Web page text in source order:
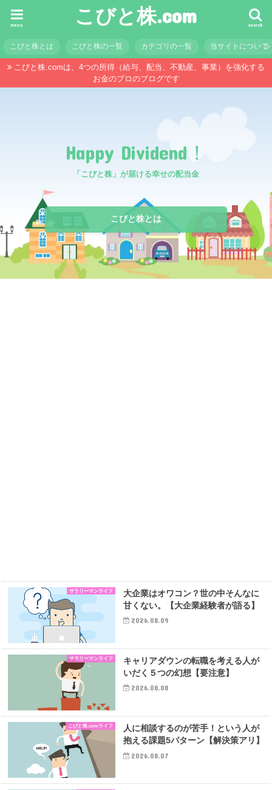
こびと株.com search
menu
こびと株とは こびと株の一覧 カテゴリの一覧 当サイトについて
こびと株.comは、4つの所得（給与、配当、不動産、事業）を強化する
お金のプロのブログです
Happy Dividend！
「こびと株」が届ける幸せの配当金
こびと株とは
サラリーマンライフ
大企業はオワコン？世の中そんなに
甘くない。【大企業経験者が語る】
2026.08.09
サラリーマンライフ
キャリアダウンの転職を考える人が
いだく５つの幻想【要注意】
2026.08.08
こびと株.comライフ
人に相談するのが苦手！という人が
抱える課題5パターン【解決策アリ】
2026.08.07